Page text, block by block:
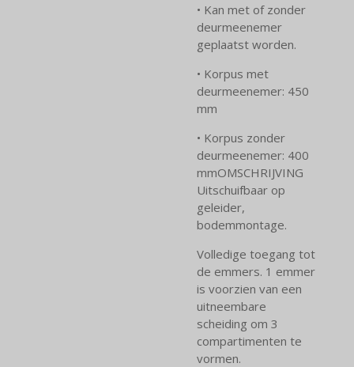
• Kan met of zonder
deurmeenemer
geplaatst worden.
• Korpus met
deurmeenemer: 450
mm
• Korpus zonder
deurmeenemer: 400
mmOMSCHRIJVING
Uitschuifbaar op
geleider,
bodemmontage.
Volledige toegang tot
de emmers. 1 emmer
is voorzien van een
uitneembare
scheiding om 3
compartimenten te
vormen.